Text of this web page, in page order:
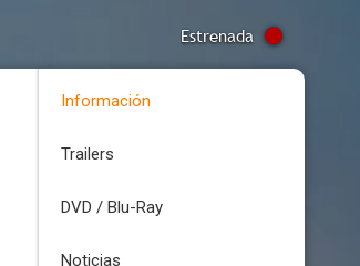
Estrenada
Información
Trailers
DVD / Blu-Ray
Noticias